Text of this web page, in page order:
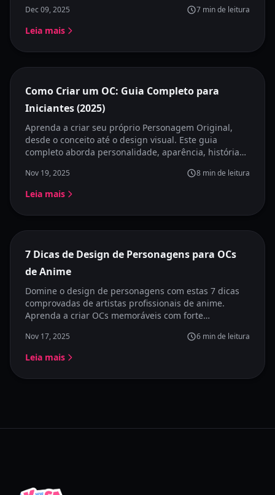
imagens de anime de forma natural sem prompts
perfeitos.
Dec 09, 2025 7 min de leitura
Leia mais
Como Criar um OC: Guia Completo para
Iniciantes (2025)
Aprenda a criar seu próprio Personagem Original,
desde o conceito até o design visual. Este guia
completo aborda personalidade, aparência, história
de IA.
Nov 19, 2025 8 min de leitura
Leia mais
7 Dicas de Design de Personagens para OCs
de Anime
Domine o design de personagens com estas 7 dicas
comprovadas de artistas profissionais de anime.
Aprenda a criar OCs memoráveis com forte
Nov 17, 2025 6 min de leitura
Leia mais